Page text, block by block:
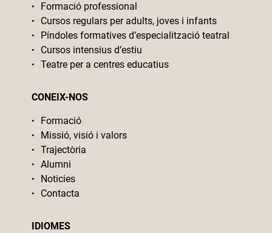
Formació professional
Cursos regulars per adults, joves i infants
Píndoles formatives d’especialització teatral
Cursos intensius d’estiu
Teatre per a centres educatius
CONEIX-NOS
Formació
Missió, visió i valors
Trajectòria
Alumni
Noticies
Contacta
IDIOMES